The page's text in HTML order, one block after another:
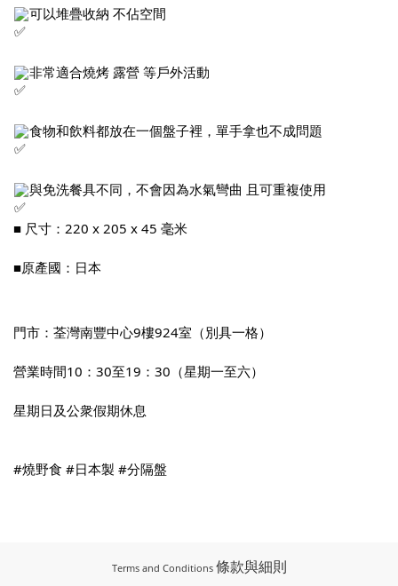
可以堆疊收納 不佔空間
非常適合燒烤 露營 等戶外活動
食物和飲料都放在一個盤子裡，單手拿也不成問題
與免洗餐具不同，不會因為水氣彎曲 且可重複使用
■ 尺寸：220 x 205 x 45 毫米
■原產國：日本
門市：荃灣南豐中心9樓924室（別具一格）
營業時間10：30至19：30（星期一至六）
星期日及公衆假期休息
#燒野食 #日本製 #分隔盤
Terms and Conditions 條款與細則